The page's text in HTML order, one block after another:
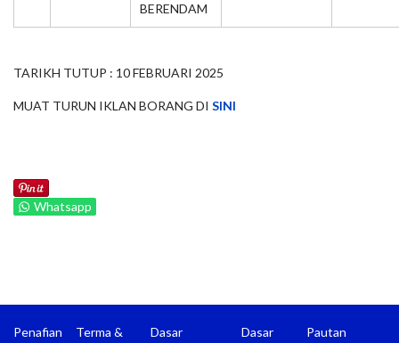
BERENDAM
TARIKH TUTUP : 10 FEBRUARI 2025
MUAT TURUN IKLAN BORANG DI SINI
Whatsapp
Penafian
Terma &
Dasar
Dasar
Pautan